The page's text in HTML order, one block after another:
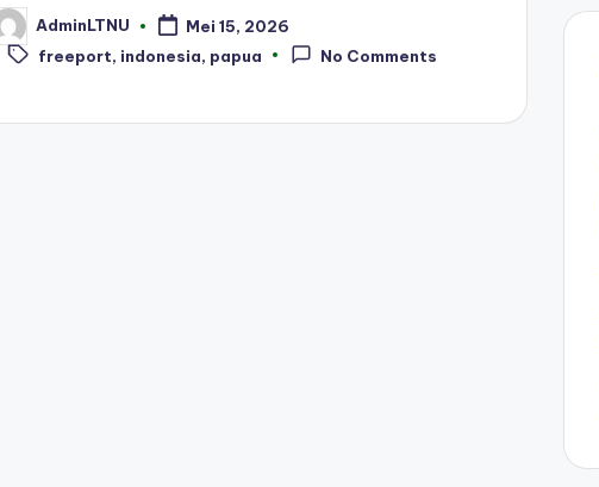
AdminLTNU Mei 15, 2026
Tags:
freeport, indonesia, papua No Comments